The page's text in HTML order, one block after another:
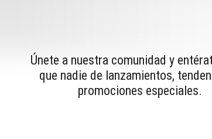
Únete a nuestra comunidad y
que nadie de lanzamientos,
promociones especiales.